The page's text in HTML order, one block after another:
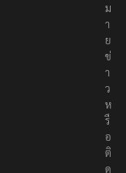
ม
า
ย
ข่
า
ว
ห
รื
อ
ติ
ด